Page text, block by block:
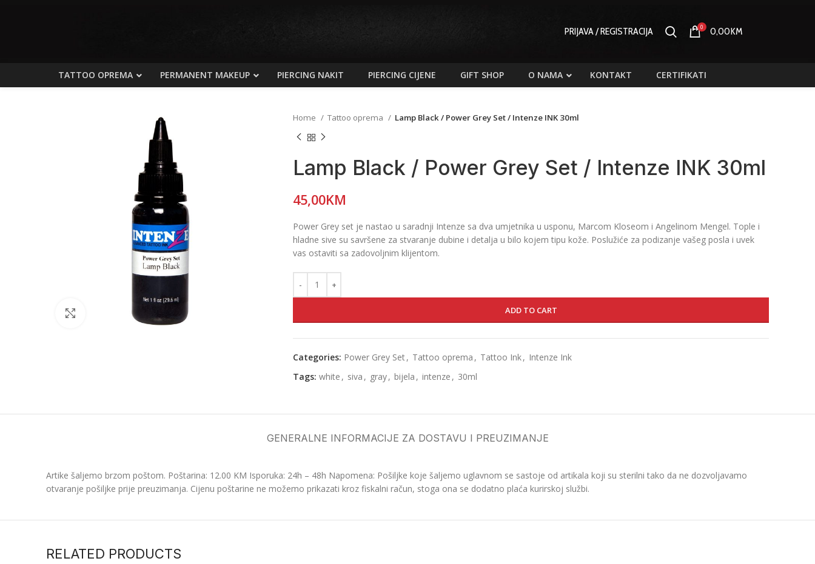
PRIJAVA / REGISTRACIJA 0 0,00KM
TATTOO OPREMA PERMANENT MAKEUP PIERCING NAKIT PIERCING CIJENE GIFT SHOP O NAMA KONTAKT CERTIFIKATI
Click to enlarge
Home Tattoo oprema Lamp Black / Power Grey Set / Intenze INK 30ml
Lamp Black / Power Grey Set / Intenze INK 30ml
45,00KM
Power Grey set je nastao u saradnji Intenze sa dva umjetnika u usponu, Marcom Kloseom i Angelinom Mengel. Tople i
hladne sive su savršene za stvaranje dubine i detalja u bilo kojem tipu kože. Poslužiće za podizanje vašeg posla i uvek
vas ostaviti sa zadovoljnim klijentom.
ADD TO CART
Categories: Power Grey Set, Tattoo oprema , Tattoo Ink, Intenze Ink
Tags: white , siva , gray, bijela , intenze , 30ml
GENERALNE INFORMACIJE ZA DOSTAVU I PREUZIMANJE
Artike šaljemo brzom poštom. Poštarina: 12.00 KM Isporuka: 24h – 48h Napomena: Pošiljke koje šaljemo uglavnom se sastoje od artikala koji su sterilni tako da ne dozvoljavamo
otvaranje pošiljke prije preuzimanja. Cijenu poštarine ne možemo prikazati kroz fiskalni račun, stoga ona se dodatno plaća kurirskoj službi.
RELATED PRODUCTS